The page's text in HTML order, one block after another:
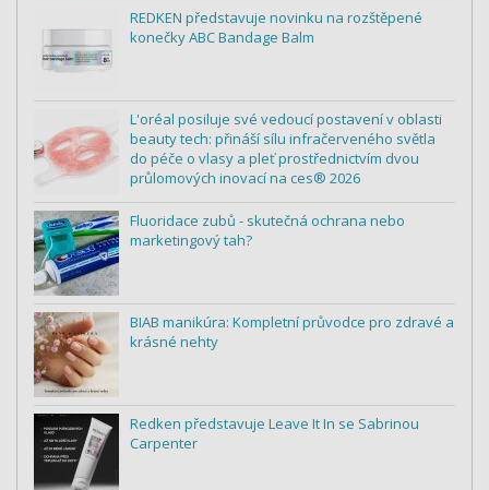
REDKEN představuje novinku na rozštěpené
konečky ABC Bandage Balm
L'oréal posiluje své vedoucí postavení v oblasti
beauty tech: přináší sílu infračerveného světla
do péče o vlasy a pleť prostřednictvím dvou
průlomových inovací na ces® 2026
Fluoridace zubů - skutečná ochrana nebo
marketingový tah?
BIAB manikúra: Kompletní průvodce pro zdravé a
krásné nehty
Redken představuje Leave It In se Sabrinou
Carpenter